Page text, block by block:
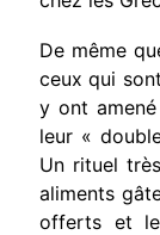
De même
ceux qui
y ont
leur «
Un rituel
aliments
offerts et